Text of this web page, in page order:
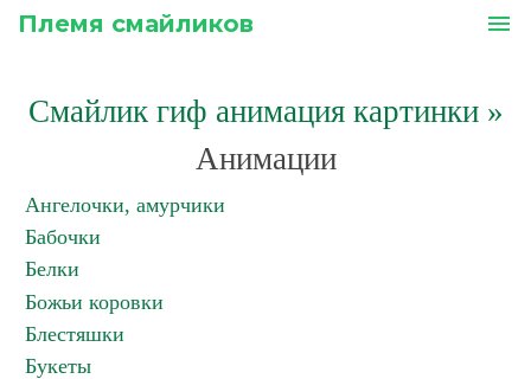
Племя смайликов menu
Смайлик гиф анимация картинки»
Анимации
Ангелочки, амурчики
Бабочки
Белки
Божьи коровки
Блестяшки
Букеты